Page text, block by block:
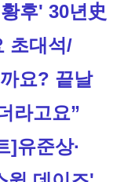
후' 30년史
초대석/
요? 끝날
라고요”
]유준상·